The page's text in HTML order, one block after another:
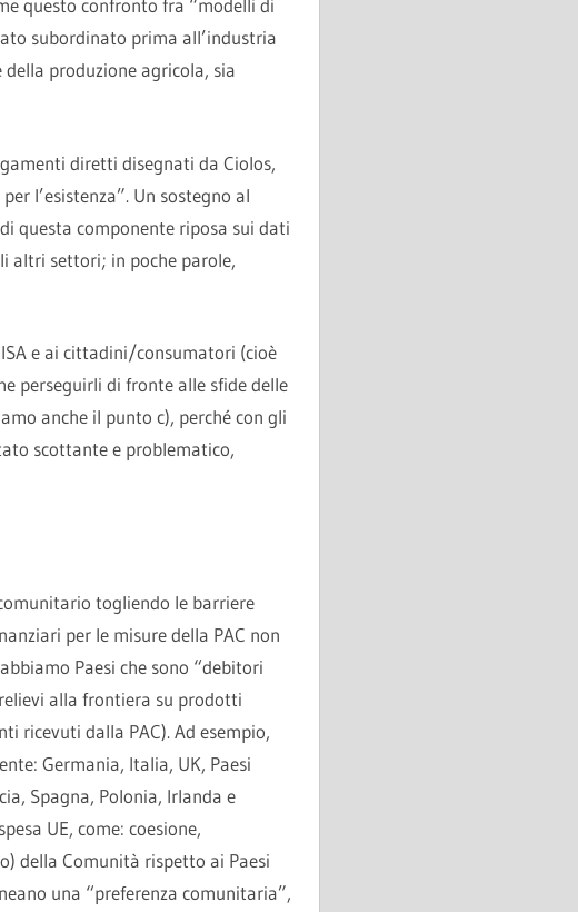
questo confronto fra “modelli di
subordinato prima all’industria
produzione agricola, sia
diretti disegnati da Ciolos,
l’esistenza”. Un sostegno al
questa componente riposa sui dati
altri settori; in poche parole,
e ai cittadini/consumatori (cioè
perseguirli di fronte alle sfide delle
anche il punto c), perché con gli
scottante e problematico,
togliendo le barriere
per le misure della PAC non
Paesi che sono “debitori
alla frontiera su prodotti
ricevuti dalla PAC). Ad esempio,
Germania, Italia, UK, Paesi
Spagna, Polonia, Irlanda e
UE, come: coesione,
della Comunità rispetto ai Paesi
una “preferenza comunitaria”,